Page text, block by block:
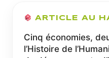
ARTICLE AU
Cinq économies,
l’Histoire de